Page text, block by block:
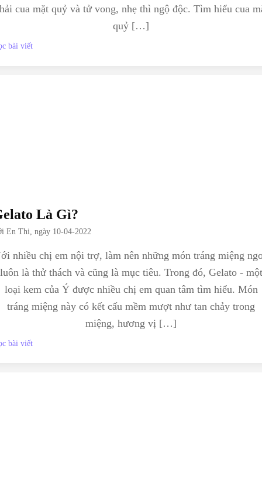
cua mặt quỷ và tử vong, nhẹ thì ngộ độc. Tìm hiểu cua
quỷ […]
bài viết
Là Gì?
En Thi, ngày 10-04-2022
nhiều chị em nội trợ, làm nên những món tráng miệng
luôn là thử thách và cũng là mục tiêu. Trong đó, Gelato - một
loại kem của Ý được nhiều chị em quan tâm tìm hiểu. Món
tráng miệng này có kết cấu mềm mượt như tan chảy trong
miệng, hương vị […]
bài viết